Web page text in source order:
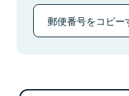
郵便番号をコピー